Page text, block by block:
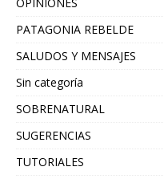
PATAGONIA REBELDE
SALUDOS Y MENSAJES
Sin categoría
SOBRENATURAL
SUGERENCIAS
TUTORIALES